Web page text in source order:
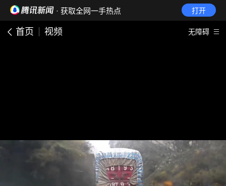
· 获取全网一手热点 打开
首页 视频 无障碍